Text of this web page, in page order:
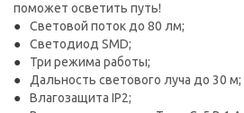
поможет осветить путь!
Световой поток до 80 лм;
Светодиод SMD;
Три режима работы;
Дальность светового луча до 30 м;
Влагозащита IP2;